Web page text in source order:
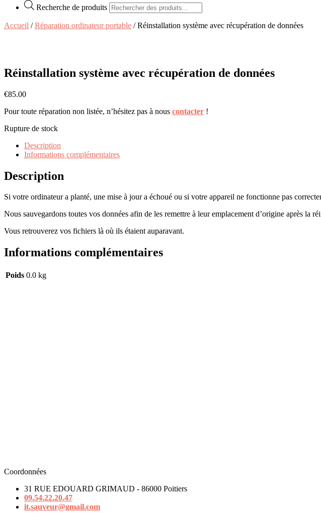
Recherche de produits
Accueil /Réparation ordinateur portable / Réinstallation système avec récupération de données
Réinstallation système avec récupération de données
€85.00
Pour toute réparation non listée, n’hésitez pas à nous contacter !
Rupture de stock
Description
Informations complémentaires
Description
Si votre ordinateur a planté, une mise à jour a échoué ou si votre appareil ne fonctionne pas
Nous sauvegardons toutes vos données afin de les remettre à leur emplacement d’origine après la
Vous retrouverez vos fichiers là où ils étaient auparavant.
Informations complémentaires
Poids 0.0 kg
Coordonnées
31 RUE EDOUARD GRIMAUD - 86000 Poitiers
09.54.22.20.47
it.sauveur@gmail.com